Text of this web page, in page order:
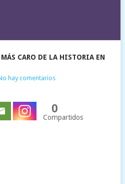
CARO DE LA HISTORIA EN
hay comentarios
0
Compartidos